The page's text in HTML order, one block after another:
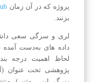
پروژه که در آن زمان
بزنند.
لری و سرگی سعی
داده‌ های به‌دست‌ آمده
لحاظ اهمیت درجه‌
پژوهشی تحت عنوان